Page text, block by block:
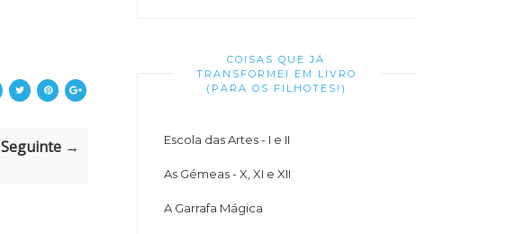
Seguinte →
COISAS QUE JÁ
TRANSFORMEI EM LIVRO
(PARA OS FILHOTES!)
Escola das Artes - I e II
As Gémeas - X, XI e XII
A Garrafa Mágica